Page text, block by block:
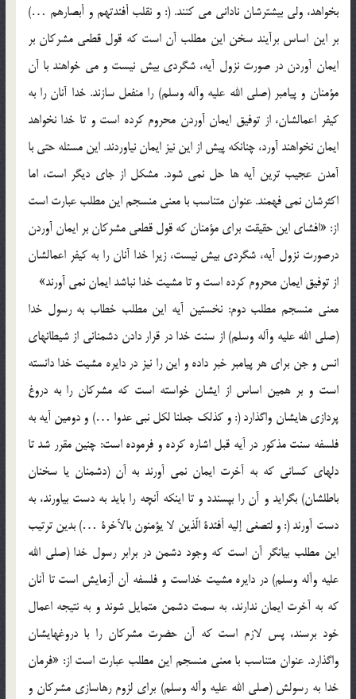
بخواهد، ولي بيشترشان ناداني مي کنند. (: و نقلب أفئدتهم و أبصارهم …)
بر اين اساس برآيند سخن اين مطلب آن است که قول قطعي مشرکان بر
ايمان آوردن در صورت نزول آيه، شگردي بيش نيست و مي خواهند با آن
مؤمنان و پيامبر (صلي الله عليه وآله وسلم) را منفعل سازند. خدا آنان را به
کيفر اعمالشان، از توفيق ايمان آوردن محروم کرده است و تا خدا نخواهد
ايمان نخواهند آورد، چنانکه پيش از اين نيز ايمان نياوردند. اين مسئله حتي با
آمدن عجيب ترين آيه ها حل نمي شود. مشکل از جاي ديگر است، اما
اکثرشان نمي فهمند. عنوان متناسب با معني منسجم اين مطلب عبارت است
از: «افشاي اين حقيقت براي مؤمنان که قول قطعي مشرکان بر ايمان آوردن
درصورت نزول آيه، شگردي بيش نيست، زيرا خدا آنان را به کيفر اعمالشان
از توفيق ايمان محروم کرده است و تا مشيت خدا نباشد ايمان نمي آورند»
معني منسجم مطلب دوم: نخستين آيه اين مطلب خطاب به رسول خدا
(صلي الله عليه وآله وسلم) از سنت خدا در قرار دادن دشمناني از شيطانهاي
انس و جن براي هر پيامبر خبر داده و اين را نيز در دايره مشيت خدا دانسته
است و بر همين اساس از ايشان خواسته است که مشرکان را به دروغ
پردازي هايشان واگذارد (: و کذلک جعلنا لکل نبي عدوا …) و دومين آيه به
فلسفه سنت مذکور در آيه قبل اشاره کرده و فرموده است: چنين مقرر شد تا
دلهاي کساني که به آخرت ايمان نمي آورند به آن (دشمنان يا سخنان
باطلشان) بگرايد و آن را بپسندد و تا اينکه آنچه را بايد به دست بياورند، به
دست آورند (: و لتصغي إليه أفئدة الّذين لا يؤمنون بالآخرة …) بدين ترتيب
اين مطلب بيانگر آن است که وجود دشمن در برابر رسول خدا (صلي الله
عليه وآله وسلم) در دايره مشيت خداست و فلسفه آن آزمايش است تا آنان
که به آخرت ايمان ندارند، به سمت دشمن متمايل شوند و به نتيجه اعمال
خود برسند، پس لازم است که آن حضرت مشرکان را با دروغهايشان
واگذارد. عنوان متناسب با معني منسجم اين مطلب عبارت است از: «فرمان
خدا به رسولش (صلي الله عليه وآله وسلم) براي لزوم رهاسازي مشرکان و